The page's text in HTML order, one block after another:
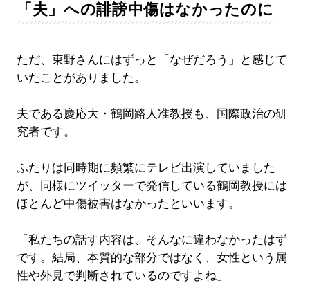
「夫」への誹謗中傷はなかったのに
ただ、東野さんにはずっと「なぜだろう」と感じて
いたことがありました。
夫である慶応大・鶴岡路人准教授も、国際政治の研
究者です。
ふたりは同時期に頻繁にテレビ出演していました
が、同様にツイッターで発信している鶴岡教授には
ほとんど中傷被害はなかったといいます。
「私たちの話す内容は、そんなに違わなかったはず
です。結局、本質的な部分ではなく、女性という属
性や外見で判断されているのですよね」